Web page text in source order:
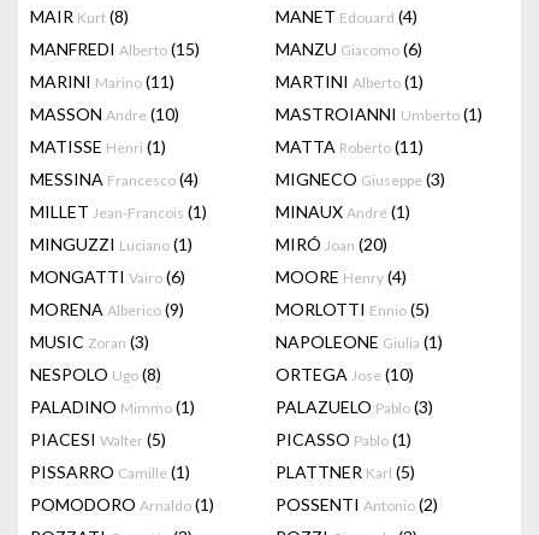
MAIR Kurt (8) MANET Edouard (4)
MANFREDI Alberto (15) MANZU Giacomo (6)
MARINI Marino (11) MARTINI Alberto (1)
MASSON Andre (10) MASTROIANNI Umberto (1)
MATISSE Henri (1) MATTA Roberto (11)
MESSINA Francesco (4) MIGNECO Giuseppe (3)
MILLET Jean-Francois (1) MINAUX André (1)
MINGUZZI Luciano (1) MIRÓ Joan (20)
MONGATTI Vairo (6) MOORE Henry (4)
MORENA Alberico (9) MORLOTTI Ennio (5)
MUSIC Zoran (3) NAPOLEONE Giulia (1)
NESPOLO Ugo (8) ORTEGA Jose (10)
PALADINO Mimmo (1) PALAZUELO Pablo (3)
PIACESI Walter (5) PICASSO Pablo (1)
PISSARRO Camille (1) PLATTNER Karl (5)
POMODORO Arnaldo (1) POSSENTI Antonio (2)